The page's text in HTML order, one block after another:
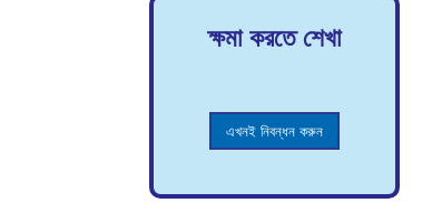
ক্ষমা করতে শেখা
এখনই নিবন্ধন করুন